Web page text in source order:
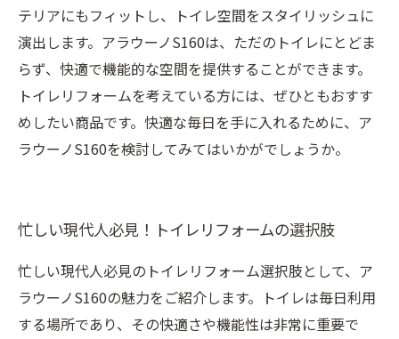
テリアにもフィットし、トイレ空間をスタイリッシュに
演出します。アラウーノS160は、ただのトイレにとどま
らず、快適で機能的な空間を提供することができます。
トイレリフォームを考えている方には、ぜひともおすす
めしたい商品です。快適な毎日を手に入れるために、ア
ラウーノS160を検討してみてはいかがでしょうか。
忙しい現代人必見！トイレリフォームの選択肢
忙しい現代人必見のトイレリフォーム選択肢として、ア
ラウーノS160の魅力をご紹介します。トイレは毎日利用
する場所であり、その快適さや機能性は非常に重要で